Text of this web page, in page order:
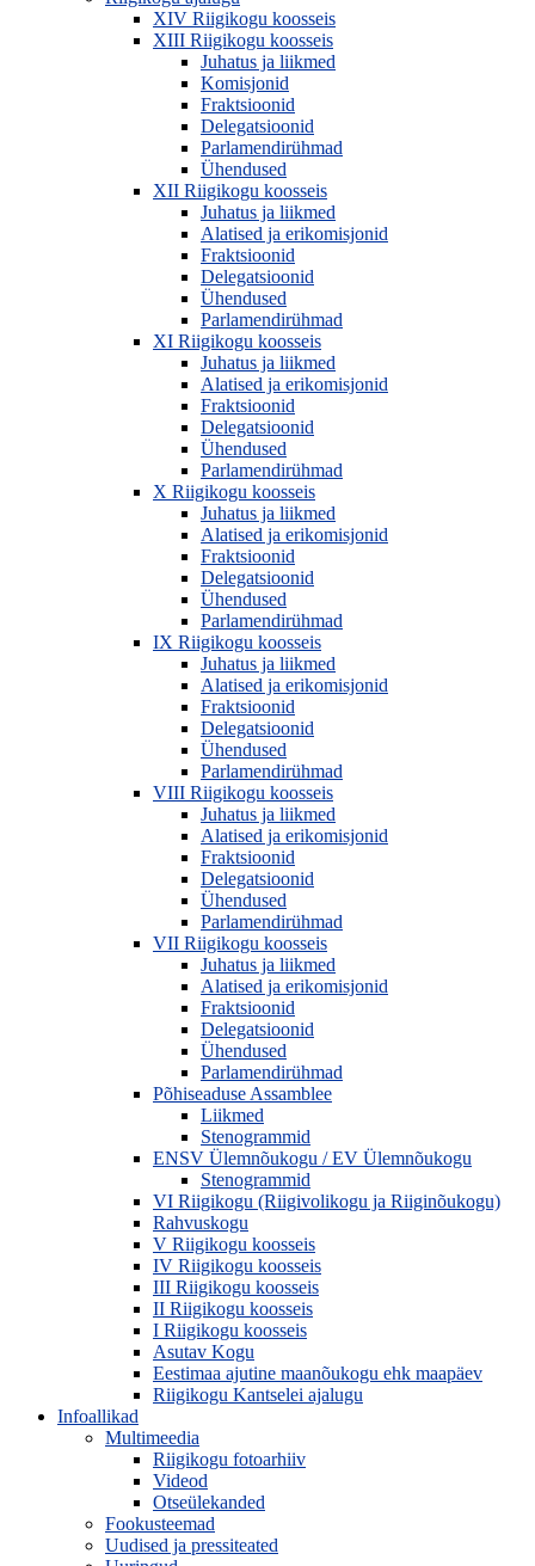
XIV Riigikogu koosseis
XIII Riigikogu koosseis
Juhatus ja liikmed
Komisjonid
Fraktsioonid
Delegatsioonid
Parlamendirühmad
Ühendused
XII Riigikogu koosseis
Juhatus ja liikmed
Alatised ja erikomisjonid
Fraktsioonid
Delegatsioonid
Ühendused
Parlamendirühmad
XI Riigikogu koosseis
Juhatus ja liikmed
Alatised ja erikomisjonid
Fraktsioonid
Delegatsioonid
Ühendused
Parlamendirühmad
X Riigikogu koosseis
Juhatus ja liikmed
Alatised ja erikomisjonid
Fraktsioonid
Delegatsioonid
Ühendused
Parlamendirühmad
IX Riigikogu koosseis
Juhatus ja liikmed
Alatised ja erikomisjonid
Fraktsioonid
Delegatsioonid
Ühendused
Parlamendirühmad
VIII Riigikogu koosseis
Juhatus ja liikmed
Alatised ja erikomisjonid
Fraktsioonid
Delegatsioonid
Ühendused
Parlamendirühmad
VII Riigikogu koosseis
Juhatus ja liikmed
Alatised ja erikomisjonid
Fraktsioonid
Delegatsioonid
Ühendused
Parlamendirühmad
Põhiseaduse Assamblee
Liikmed
Stenogrammid
ENSV Ülemnõukogu / EV Ülemnõukogu
Stenogrammid
VI Riigikogu (Riigivolikogu ja Riiginõukogu)
Rahvuskogu
V Riigikogu koosseis
IV Riigikogu koosseis
III Riigikogu koosseis
II Riigikogu koosseis
I Riigikogu koosseis
Asutav Kogu
Eestimaa ajutine maanõukogu ehk maapäev
Riigikogu Kantselei ajalugu
Infoallikad
Multimeedia
Riigikogu fotoarhiiv
Videod
Otseülekanded
Fookusteemad
Uudised ja pressiteated